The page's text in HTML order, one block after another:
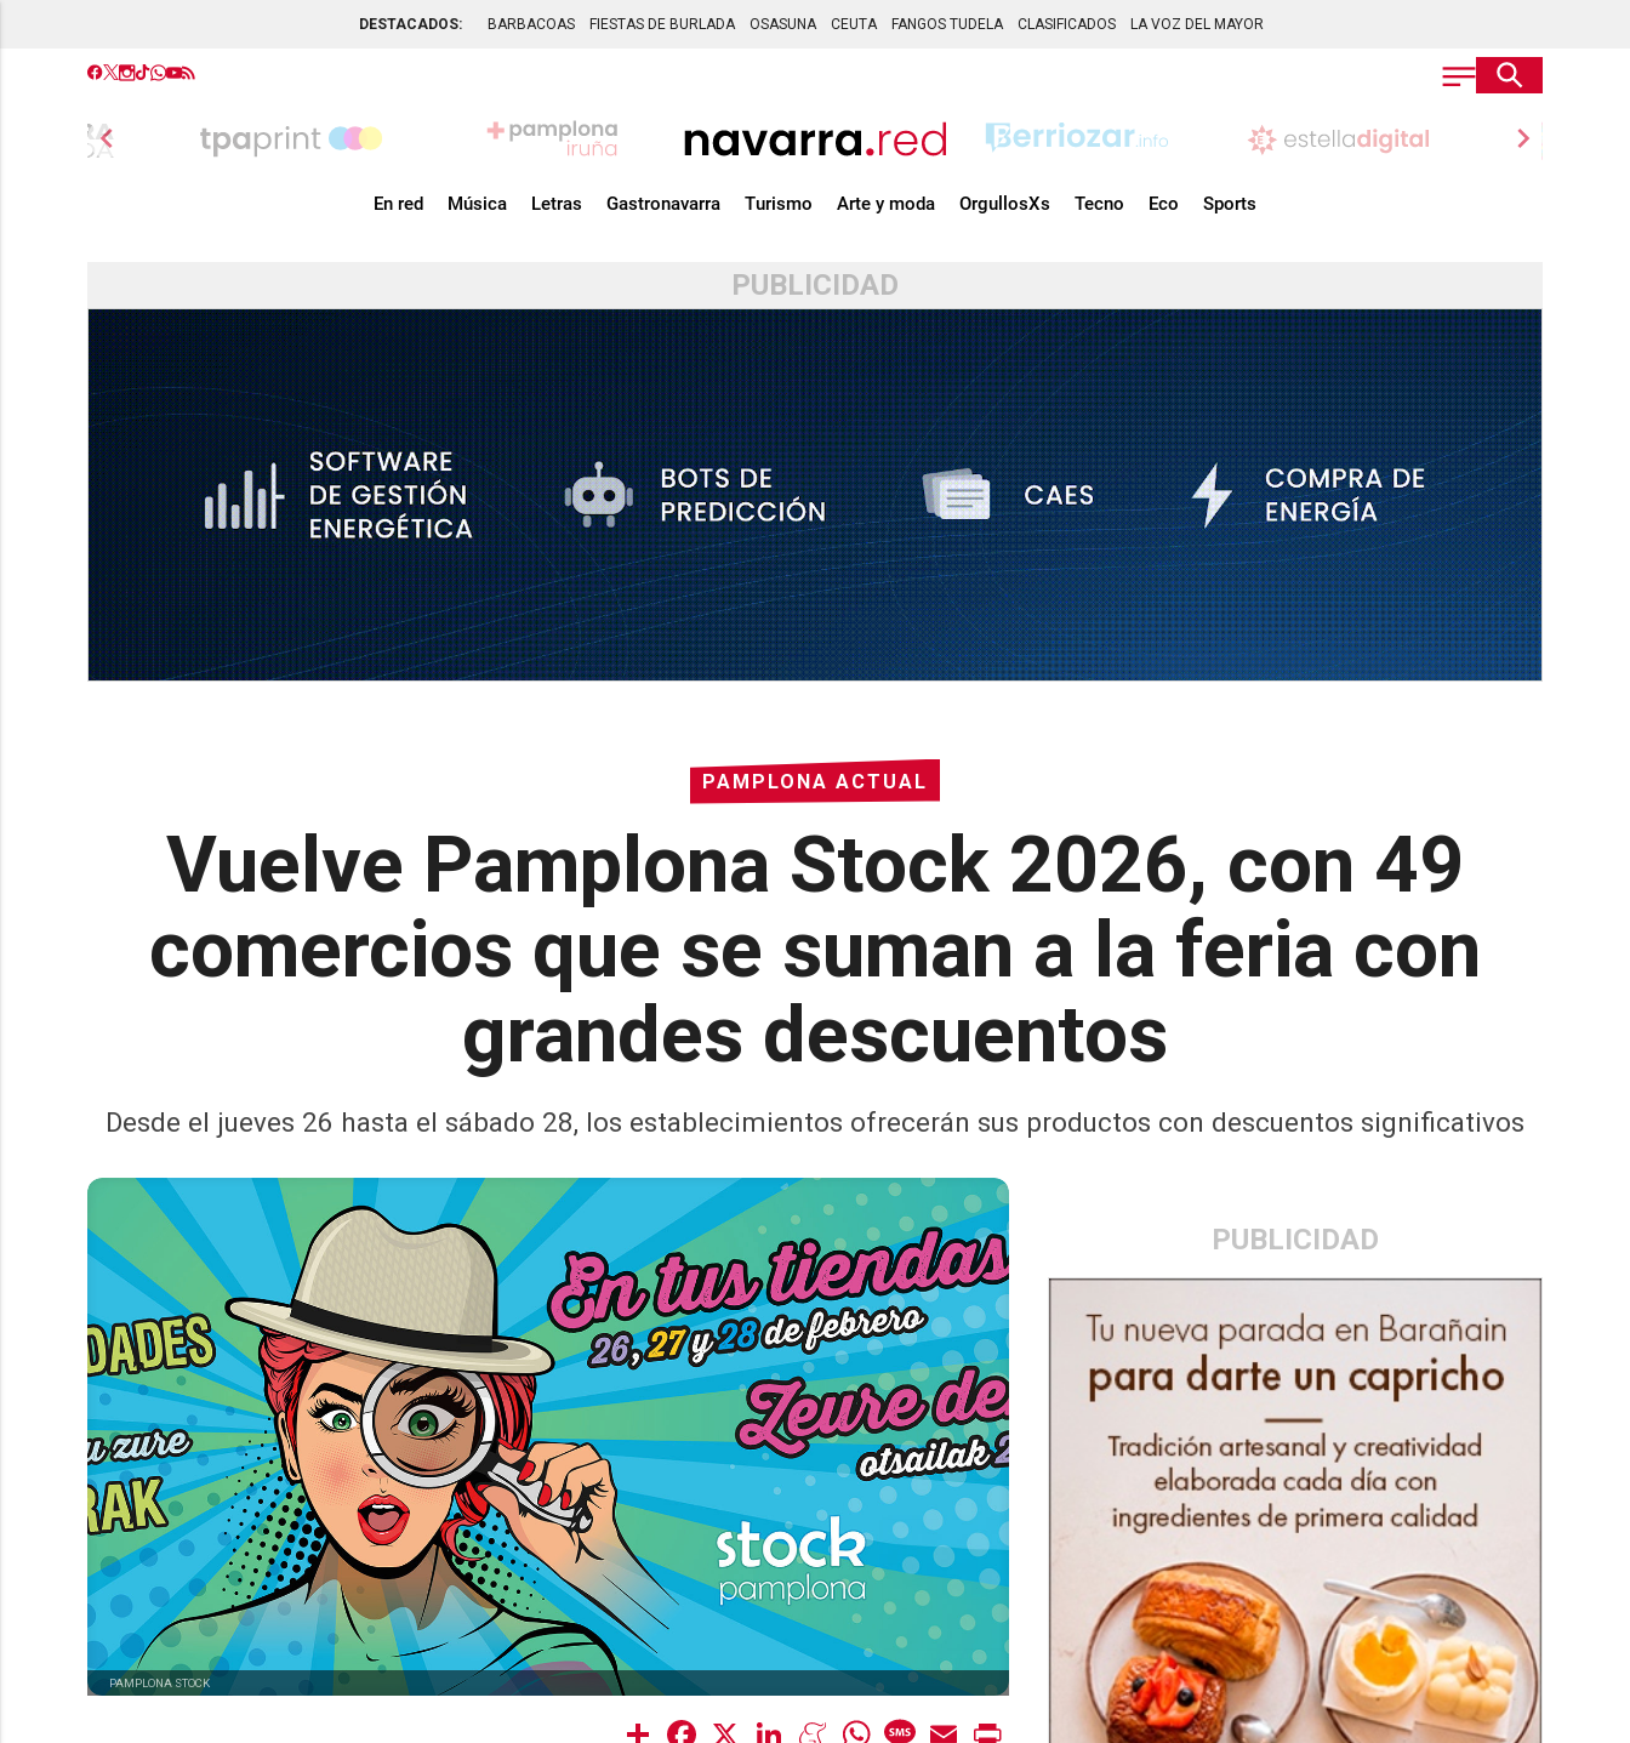
DESTACADOS: BARBACOAS FIESTAS DE BURLADA OSASUNA CEUTA FANGOS TUDELA CLASIFICADOS LA VOZ DEL MAYOR
chevron_left chevron_right
En red Música Letras Gastronavarra Turismo Arte y moda OrgullosXs Tecno Eco Sports
PUBLICIDAD
PAMPLONA ACTUAL
Vuelve Pamplona Stock 2026, con 49
comercios que se suman a la feria con
grandes descuentos
Desde el jueves 26 hasta el sábado 28, los establecimientos ofrecerán sus productos con descuentos significativos
PUBLICIDAD
PAMPLONA STOCK
Share Facebook LinkedInMeneameWhatsAppMessage
Email